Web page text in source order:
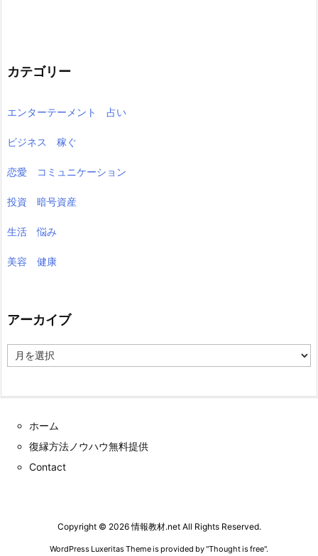
カテゴリー
エンターテーメント 占い
ビジネス 稼ぐ
恋愛 コミュニケーション
投資 暗号資産
生活 悩み
美容 健康
アーカイブ
ー
ホーム
復縁方法ノウハウ無料提供
Contact
Copyright © 2026 情報教材.netAll Rights Reserved.
WordPress Luxeritas Theme is provided by "Thought is free".